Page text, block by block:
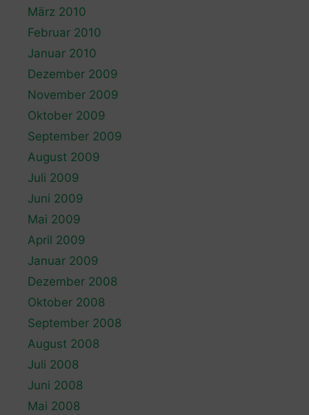
März 2010
Februar 2010
Januar 2010
Dezember 2009
November 2009
Oktober 2009
September 2009
August 2009
Juli 2009
Juni 2009
Mai 2009
April 2009
Januar 2009
Dezember 2008
Oktober 2008
September 2008
August 2008
Juli 2008
Juni 2008
Mai 2008